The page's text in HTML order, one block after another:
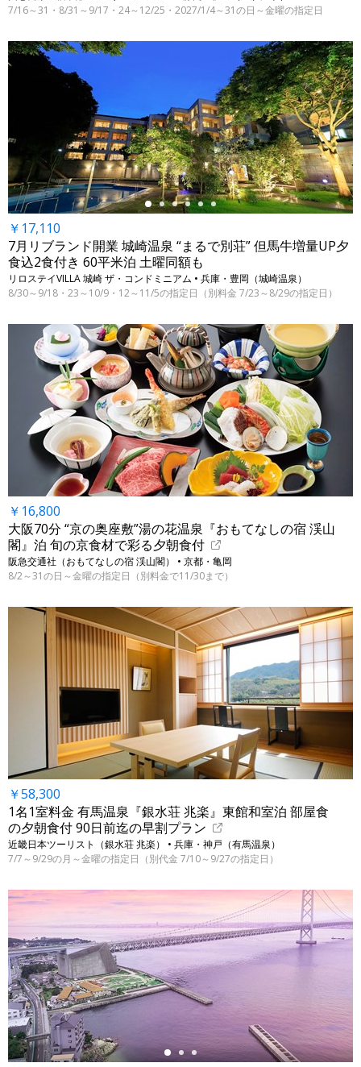
7/16～31・8/31～9/17・24～12/25・2027/1/4～31の日～金曜の指定日
￥17,110
7月リブランド開業 城崎温泉 “まるで別荘” 但馬牛増量UP夕
食込2食付き 60平米泊 土曜同額も
リロステイVILLA 城崎 ザ・コンドミニアム • 兵庫・豊岡（城崎温泉）
8/30～9/18・23～10/9・12～11/5の指定日（別料金 7/23～8/29の指定日）
￥16,800
大阪70分 “京の奥座敷”湯の花温泉『おもてなしの宿 渓山
閣』泊 旬の京食材で彩る夕朝食付
阪急交通社（おもてなしの宿 渓山閣） • 京都・亀岡
8/2～31の日～金曜の指定日（別料金で11/30まで）
￥58,300
1名1室料金 有馬温泉『銀水荘 兆楽』東館和室泊 部屋食
の夕朝食付 90日前迄の早割プラン
近畿日本ツーリスト（銀水荘 兆楽） • 兵庫・神戸（有馬温泉）
7/7～9/29の月～金曜の指定日（別代金 7/10～9/27の指定日）
←